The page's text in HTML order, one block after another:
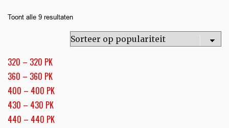
Toont alle 9 resultaten
320 – 320 PK
360 – 360 PK
400 – 400 PK
430 – 430 PK
440 – 440 PK